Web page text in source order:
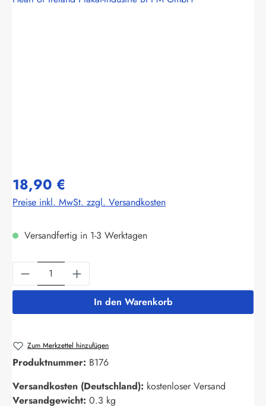
18,90 €
Preise inkl. MwSt. zzgl. Versandkosten
Versandfertig in 1-3 Werktagen
Produkt Anzahl: Gib den gewünschten
In den Warenkorb
Zum Merkzettel hinzufügen
Produktnummer: B176
Versandkosten (Deutschland): kostenloser Versand
Versandgewicht: 0.3 kg